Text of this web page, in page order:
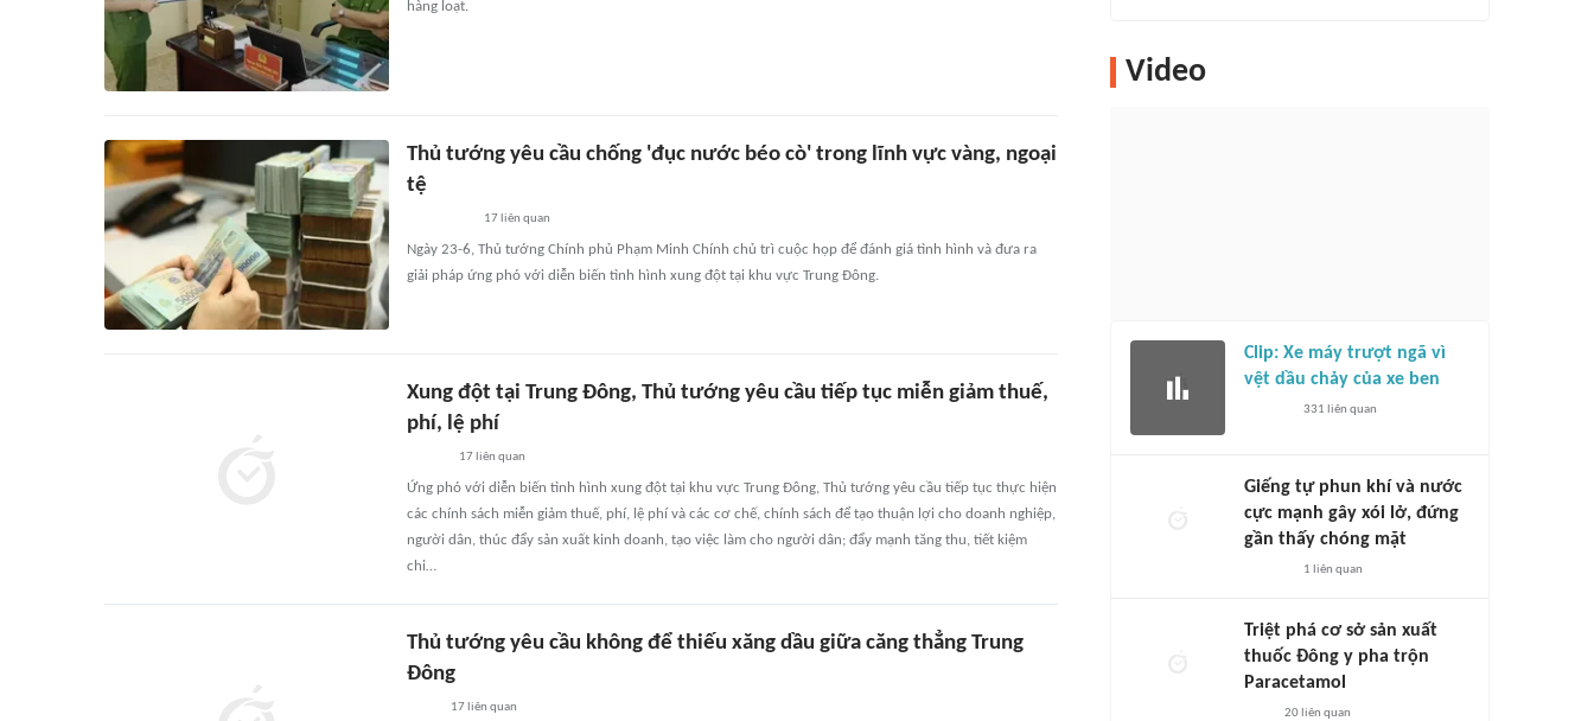
hàng loạt.
Thủ tướng yêu cầu chống 'đục nước béo cò' trong lĩnh vực vàng, ngoại
tệ
17liên quan
Ngày 23-6, Thủ tướng Chính phủ Phạm Minh Chính chủ trì cuộc họp để đánh giá tình hình và đưa ra
giải pháp ứng phó với diễn biến tình hình xung đột tại khu vực Trung Đông.
Xung đột tại Trung Đông, Thủ tướng yêu cầu tiếp tục miễn giảm thuế,
phí, lệ phí
17liên quan
Ứng phó với diễn biến tình hình xung đột tại khu vực Trung Đông, Thủ tướng yêu cầu tiếp tục thực hiện
các chính sách miễn giảm thuế, phí, lệ phí và các cơ chế, chính sách để tạo thuận lợi cho doanh nghiệp,
người dân, thúc đẩy sản xuất kinh doanh, tạo việc làm cho người dân; đẩy mạnh tăng thu, tiết kiệm
chi…
Thủ tướng yêu cầu không để thiếu xăng dầu giữa căng thẳng Trung
Đông
17liên quan
Video
Clip: Xe máy trượt ngã vì
vệt dầu chảy của xe ben
331 liên quan
Giếng tự phun khí và nước
cực mạnh gây xói lở, đứng
gần thấy chóng mặt
1 liên quan
Triệt phá cơ sở sản xuất
thuốc Đông y pha trộn
Paracetamol
20liên quan